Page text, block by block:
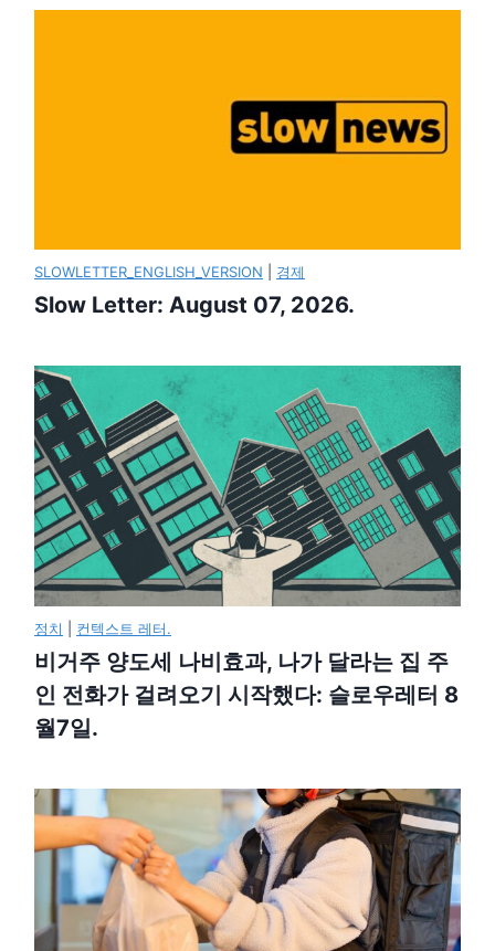
SLOWLETTER_ENGLISH_VERSION 경제
Slow Letter: August 07, 2026.
정치 컨텍스트 레터.
비거주 양도세 나비효과, 나가 달라는 집 주
인 전화가 걸려오기 시작했다: 슬로우레터 8
월7일.